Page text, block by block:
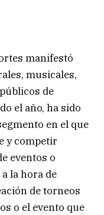
manifestó
musicales,
de
el año, ha sido
en el que
y competir
eventos o
la hora de
de torneos
o el evento que